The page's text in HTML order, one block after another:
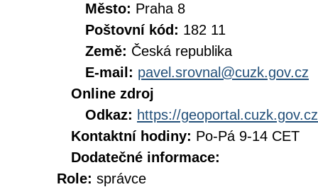
Město: Praha 8
Poštovní kód: 182 11
Země: Česká republika
E-mail: pavel.srovnal@cuzk.gov.cz
Online zdroj
Odkaz: https://geoportal.cuzk.gov.cz
Kontaktní hodiny: Po-Pá 9-14 CET
Dodatečné informace:
Role: správce